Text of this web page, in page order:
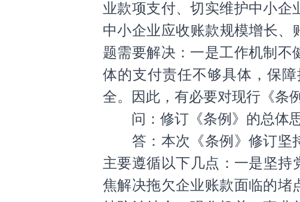
业款项支付、切实维护中小企
中小企业应收账款规模增长、
题需要解决：一是工作机制不
体的支付责任不够具体，保
全。因此，有必要对现行《条
问：修订《条例》的总体思
答：本次《条例》修订坚持
主要遵循以下几点：一是坚持
焦解决拖欠企业账款面临的堵